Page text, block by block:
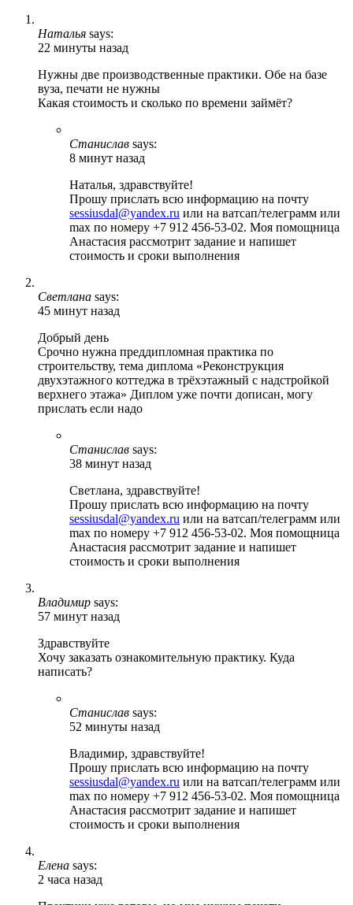
Наталья says:
22 минуты назад
Нужны две производственные практики. Обе на базе
вуза, печати не нужны
Какая стоимость и сколько по времени займёт?
Станислав says:
8 минут назад
Наталья, здравствуйте!
Прошу прислать всю информацию на почту
sessiusdal@yandex.ru или на ватсап/телеграмм или
max по номеру +7 912 456-53-02. Моя помощница
Анастасия рассмотрит задание и напишет
стоимость и сроки выполнения
Светлана says:
45 минут назад
Добрый день
Срочно нужна преддипломная практика по
строительству, тема диплома «Реконструкция
двухэтажного коттеджа в трёхэтажный с надстройкой
верхнего этажа» Диплом уже почти дописан, могу
прислать если надо
Станислав says:
38 минут назад
Светлана, здравствуйте!
Прошу прислать всю информацию на почту
sessiusdal@yandex.ru или на ватсап/телеграмм или
max по номеру +7 912 456-53-02. Моя помощница
Анастасия рассмотрит задание и напишет
стоимость и сроки выполнения
Владимир says:
57 минут назад
Здравствуйте
Хочу заказать ознакомительную практику. Куда
написать?
Станислав says:
52 минуты назад
Владимир, здравствуйте!
Прошу прислать всю информацию на почту
sessiusdal@yandex.ru или на ватсап/телеграмм или
max по номеру +7 912 456-53-02. Моя помощница
Анастасия рассмотрит задание и напишет
стоимость и сроки выполнения
Елена says:
2 часа назад